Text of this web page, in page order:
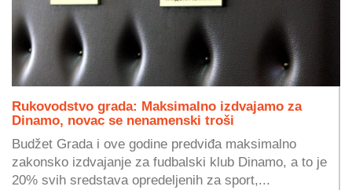
Rukovodstvo grada: Maksimalno izdvajamo za
Dinamo, novac se nenamenski troši
Budžet Grada i ove godine predviđa maksimalno
zakonsko izdvajanje za fudbalski klub Dinamo, a to je
20% svih sredstava opredeljenih za sport,...